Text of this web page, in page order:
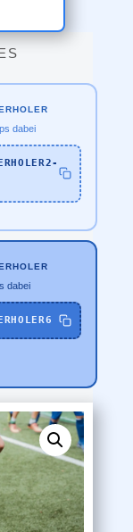
dabei
dabei